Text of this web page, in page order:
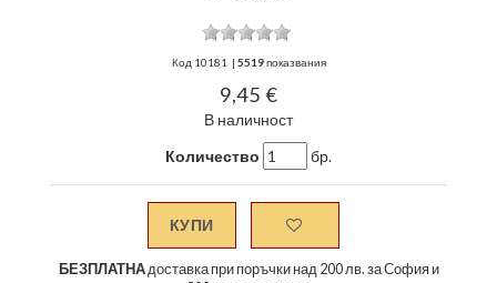
Код 10181 | 5519показвания
9,45 €
В наличност
Количество
бр.
КУПИ
БЕЗПЛАТНАдоставка при поръчки над 200 лв. за София и